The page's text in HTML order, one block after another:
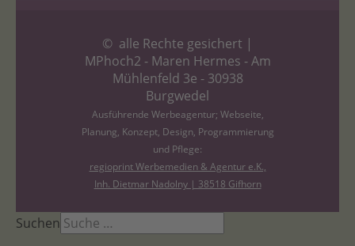
© alle Rechte gesichert |
MPhoch2 - Maren Hermes - Am
Mühlenfeld 3e - 30938
Burgwedel
Ausführende Werbeagentur; Webseite,
Planung, Konzept, Design, Programmierung
und Pflege:
regioprint Werbemedien & Agentur e.K.,
Inh. Dietmar Nadolny | 38518 Gifhorn
Suchen